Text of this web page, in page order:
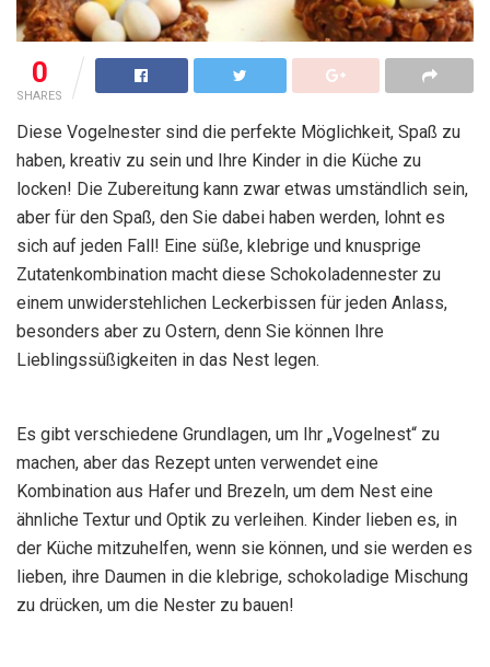
0
SHARES
Diese Vogelnester sind die perfekte Möglichkeit, Spaß zu
haben, kreativ zu sein und Ihre Kinder in die Küche zu
locken! Die Zubereitung kann zwar etwas umständlich sein,
aber für den Spaß, den Sie dabei haben werden, lohnt es
sich auf jeden Fall! Eine süße, klebrige und knusprige
Zutatenkombination macht diese Schokoladennester zu
einem unwiderstehlichen Leckerbissen für jeden Anlass,
besonders aber zu Ostern, denn Sie können Ihre
Lieblingssüßigkeiten in das Nest legen.
Es gibt verschiedene Grundlagen, um Ihr „Vogelnest“ zu
machen, aber das Rezept unten verwendet eine
Kombination aus Hafer und Brezeln, um dem Nest eine
ähnliche Textur und Optik zu verleihen. Kinder lieben es, in
der Küche mitzuhelfen, wenn sie können, und sie werden es
lieben, ihre Daumen in die klebrige, schokoladige Mischung
zu drücken, um die Nester zu bauen!